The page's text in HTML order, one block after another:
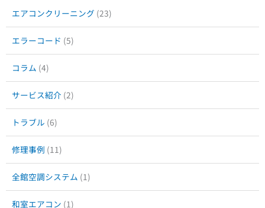
エアコンクリーニング (23)
エラーコード (5)
コラム (4)
サービス紹介 (2)
トラブル (6)
修理事例 (11)
全館空調システム (1)
和室エアコン (1)